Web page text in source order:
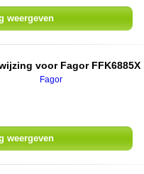
weergeven
voor Fagor FFK6885X
Fagor
weergeven